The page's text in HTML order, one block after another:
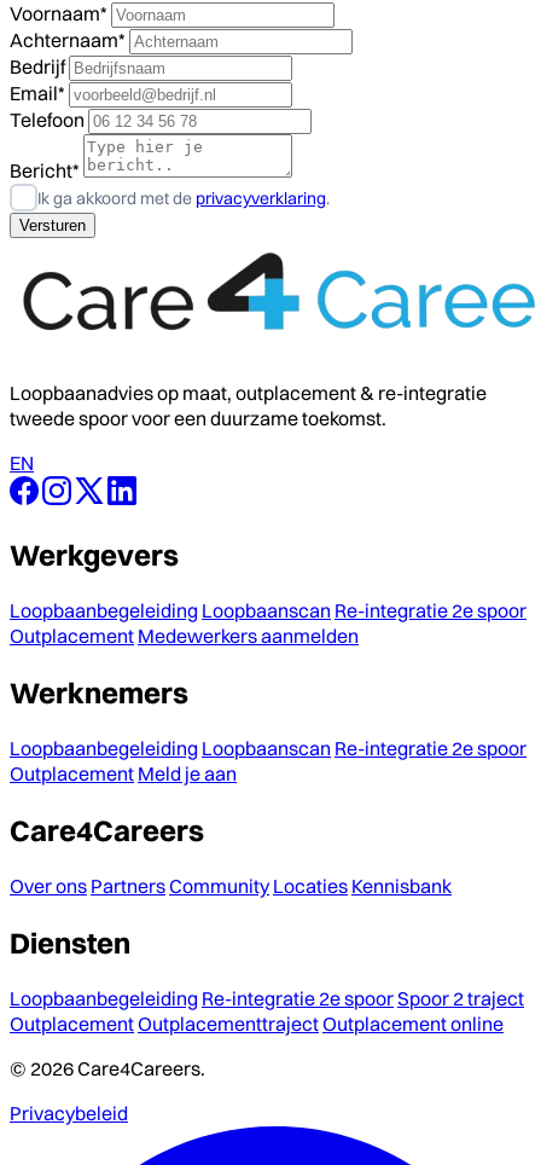
Voornaam*
Achternaam*
Bedrijf
Email*
Telefoon
Bericht*
Ik ga akkoord met de privacyverklaring.
Loopbaanadvies op maat, outplacement & re-integratie
tweede spoor voor een duurzame toekomst.
EN
Werkgevers
Loopbaanbegeleiding Loopbaanscan Re-integratie 2e spoor
Outplacement Medewerkers aanmelden
Werknemers
Loopbaanbegeleiding Loopbaanscan Re-integratie 2e spoor
Outplacement Meld je aan
Care4Careers
Over ons PartnersCommunity Locaties Kennisbank
Diensten
Loopbaanbegeleiding Re-integratie 2e spoorSpoor 2 traject
OutplacementOutplacementtrajectOutplacement online
© 2026 Care4Careers.
Privacybeleid